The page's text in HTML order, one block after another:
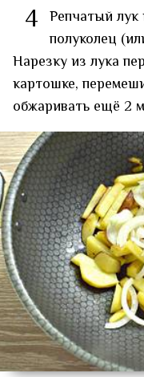
4 Репчатый
полуколец
Нарезку из лука
картошке,
обжаривать ещё 2